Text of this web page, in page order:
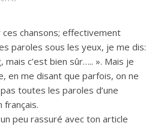
chansons; effectivement
paroles sous les yeux, je me dis:
mais c’est bien sûr….. ». Mais je
en me disant que parfois, on ne
toutes les paroles d’une
français.
peu rassuré avec ton article